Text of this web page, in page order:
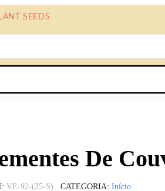
SEEDS
De
VE-92-(25-S) CATEGORIA Início